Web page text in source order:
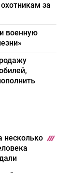
за
военную